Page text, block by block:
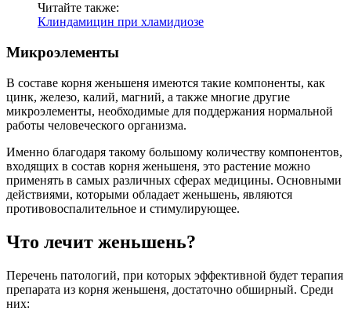
Читайте также:
Клиндамицин при хламидиозе
Микроэлементы
В составе корня женьшеня имеются такие компоненты, как
цинк, железо, калий, магний, а также многие другие
микроэлементы, необходимые для поддержания нормальной
работы человеческого организма.
Именно благодаря такому большому количеству компонентов,
входящих в состав корня женьшеня, это растение можно
применять в самых различных сферах медицины. Основными
действиями, которыми обладает женьшень, являются
противовоспалительное и стимулирующее.
Что лечит женьшень?
Перечень патологий, при которых эффективной будет терапия
препарата из корня женьшеня, достаточно обширный. Среди
них: